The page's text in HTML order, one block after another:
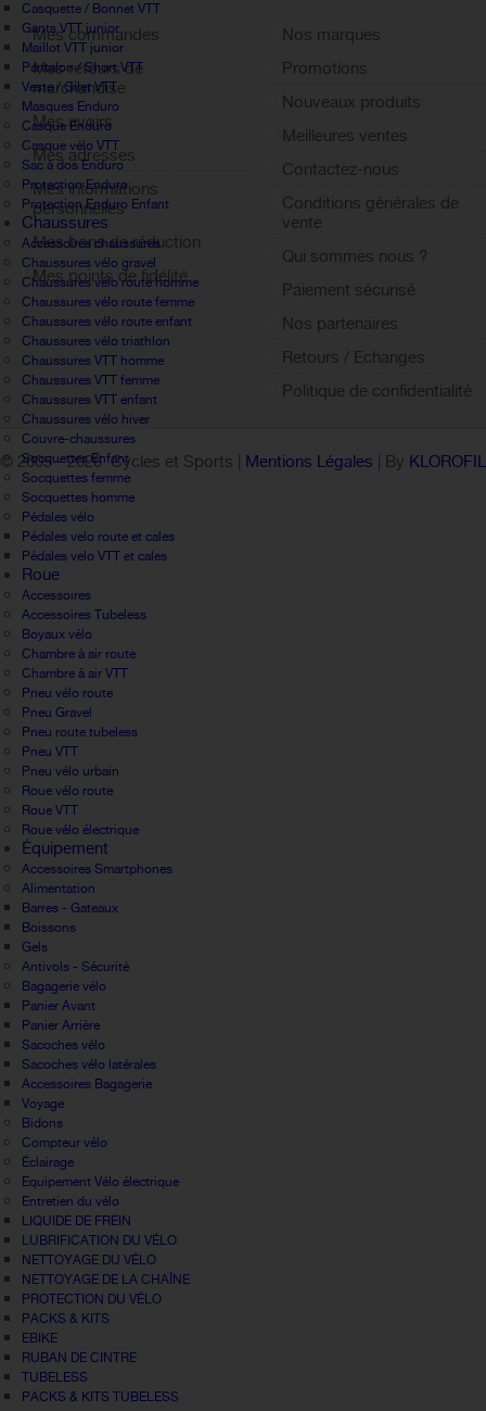
Casquette / Bonnet VTT
Gants VTT junior
Maillot VTT junior
Pantalon / Short VTT
Veste / Gilet VTT
Masques Enduro
Casque Enduro
Casque vélo VTT
Sac à dos Enduro
Protection Enduro
Protection Enduro Enfant
Chaussures
Accessoires chaussures
Chaussures vélo gravel
Chaussures vélo route homme
Chaussures vélo route femme
Chaussures vélo route enfant
Chaussures vélo triathlon
Chaussures VTT homme
Chaussures VTT femme
Chaussures VTT enfant
Chaussures vélo hiver
Couvre-chaussures
Socquettes Enfant
Socquettes femme
Socquettes homme
Pédales vélo
Pédales velo route et cales
Pédales velo VTT et cales
Roue
Accessoires
Accessoires Tubeless
Boyaux vélo
Chambre à air route
Chambre à air VTT
Pneu vélo route
Pneu Gravel
Pneu route tubeless
Pneu VTT
Pneu vélo urbain
Roue vélo route
Roue VTT
Roue vélo électrique
Équipement
Accessoires Smartphones
Alimentation
Barres - Gateaux
Boissons
Gels
Antivols - Sécurité
Bagagerie vélo
Panier Avant
Panier Arrière
Sacoches vélo
Sacoches vélo latérales
Accessoires Bagagerie
Voyage
Bidons
Compteur vélo
Éclairage
Equipement Vélo électrique
Entretien du vélo
LIQUIDE DE FREIN
LUBRIFICATION DU VÉLO
NETTOYAGE DU VÉLO
NETTOYAGE DE LA CHAÎNE
PROTECTION DU VÉLO
PACKS & KITS
EBIKE
RUBAN DE CINTRE
TUBELESS
PACKS & KITS TUBELESS
Mes commandes
Mes retours de
marchandise
Mes avoirs
Mes adresses
Mes informations
personnelles
Mes bons de réduction
Mes points de fidélité
Sign out
Nos marques
Promotions
Nouveaux produits
Meilleures ventes
Contactez-nous
Conditions générales de
vente
Qui sommes nous ?
Paiement sécurisé
Nos partenaires
Retours / Echanges
Politique de confidentialité
© 2005 -2026 Cycles et Sports | Mentions Légales | By